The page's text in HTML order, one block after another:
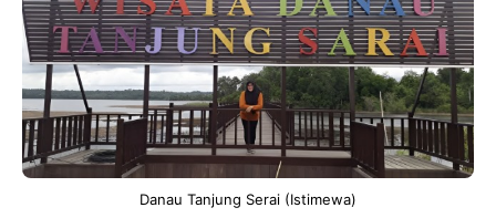
Danau Tanjung Serai (Istimewa)